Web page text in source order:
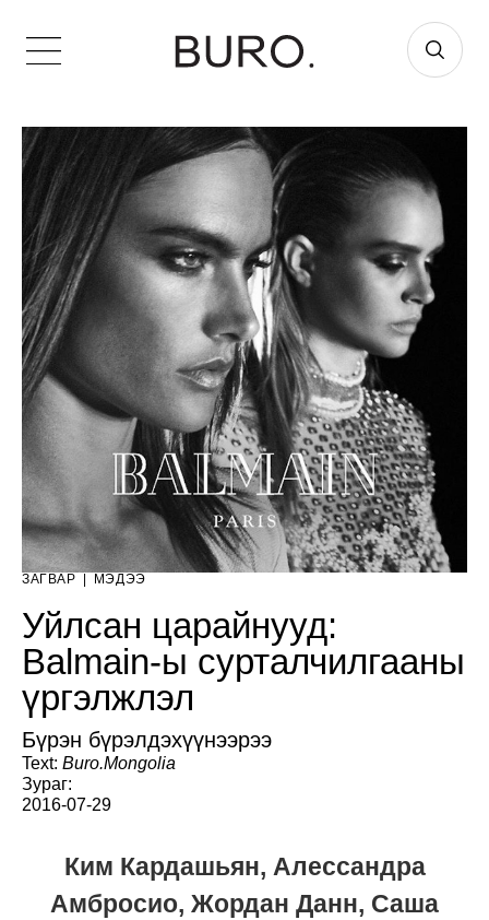
ЗАГВАР МЭДЭЭ
Уйлсан царайнууд:
Balmain-ы сурталчилгааны
үргэлжлэл
Бүрэн бүрэлдэхүүнээрээ
Text: Buro.Mongolia
Зураг:
2016-07-29
Ким Кардашьян, Алессандра
Амбросио, Жордан Данн, Саша